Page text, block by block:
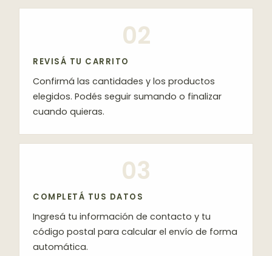
02
REVISÁ TU CARRITO
Confirmá las cantidades y los productos
elegidos. Podés seguir sumando o finalizar
cuando quieras.
03
COMPLETÁ TUS DATOS
Ingresá tu información de contacto y tu
código postal para calcular el envío de forma
automática.